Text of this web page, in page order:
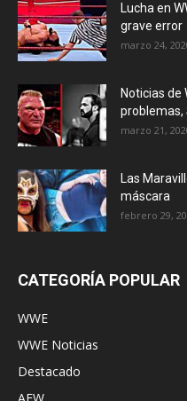
Lucha en
grave error
marzo 24,
Noticias de
problemas,
marzo 21,
Las
máscara
febrero 29,
CATEGORÍA POPULAR
WWE
WWE Noticias
Destacado